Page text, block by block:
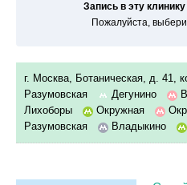
Запись в эту
Пожалуйста,
г. Москва, Ботаническая, д. 41,
Разумовская
Дегунино
Лихоборы
Окружная
Разумовская
Владыкино